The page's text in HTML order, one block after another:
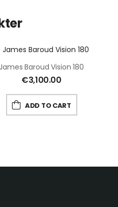
James Baroud Vision 180
€3,100.00
ADD TO CART